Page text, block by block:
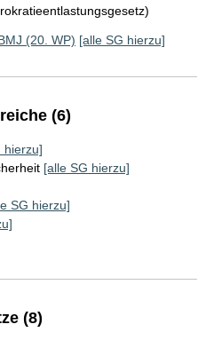
(20. WP) [alle SG hierzu]
(6)
hierzu]
[alle SG hierzu]
SG hierzu]
(8)